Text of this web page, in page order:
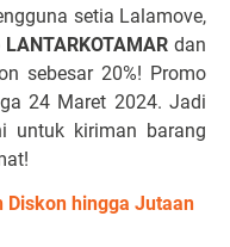
setia Lalamove,
LANTARKOTAMAR dan
sebesar 20%! Promo
24 Maret 2024. Jadi
untuk kiriman barang
Diskon hingga Jutaan